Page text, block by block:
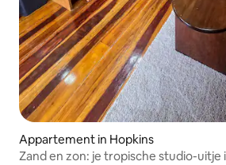
Appartement in Hopkins
Zand en zon: je tropische studio-uitje